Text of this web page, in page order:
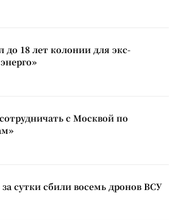
до 18 лет колонии для экс-
с Москвой по
сутки сбили восемь дронов ВСУ